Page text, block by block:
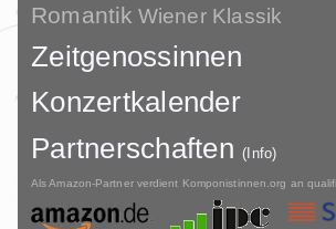
Romantik Wiener Klassik
Zeitgenossinnen
Konzertkalender
Partnerschaften(Info)
Als Amazon-Partner verdient Komponistinnen.org an